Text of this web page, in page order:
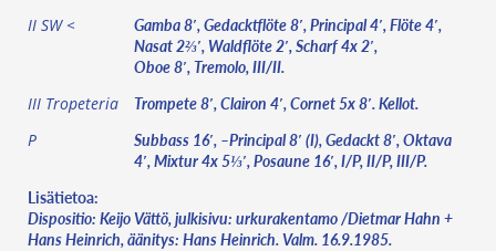
II SW <
Gamba 8′, Gedacktflöte 8′, Principal 4′, Flöte 4′,
Nasat 2⅔′, Waldflöte 2′, Scharf 4x 2′,
Oboe 8′, Tremolo, III/II.
III Tropeteria Trompete 8′, Clairon 4′, Cornet 5x 8′. Kellot.
P
Subbass 16′, –Principal 8′ (I), Gedackt 8′, Oktava
4′, Mixtur 4x 5⅓′, Posaune 16′, I/P, II/P, III/P.
Lisätietoa:
Dispositio: Keijo Vättö, julkisivu: urkurakentamo /Dietmar Hahn +
Hans Heinrich, äänitys: Hans Heinrich. Valm. 16.9.1985.